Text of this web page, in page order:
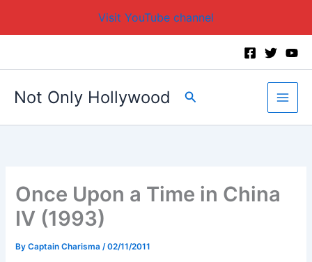
Visit YouTube channel
Not Only Hollywood Search
Once Upon a Time in China
IV (1993)
ByCaptain Charisma /02/11/2011